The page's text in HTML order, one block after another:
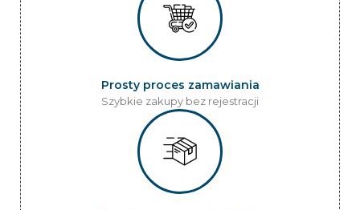
Prosty proces zamawiania
Szybkie zakupy bez rejestracji